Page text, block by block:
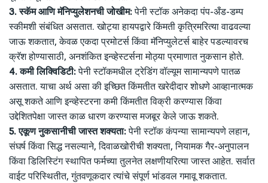
3. स्कॅम आणि मॅनिप्युलेशनची जोखीम:पेनी स्टॉक अनेकदा पंप-अँड-डम्प
स्कीमशी संबंधित असतात. खोट्या हायपद्वारे किंमती कृत्रिमरित्या वाढवल्या
जाऊ शकतात, केवळ एकदा प्रमोटर्स किंवा मॅनिप्युलेटर्स बाहेर पडल्यावरच
क्रॅश होण्यासाठी, अनशंकित इन्व्हेस्टर्सना मोठ्या प्रमाणात नुकसान होते.
4. कमी लिक्विडिटी:पेनी स्टॉकमधील ट्रेडिंग वॉल्यूम सामान्यपणे पातळ
असतात. याचा अर्थ असा की इच्छित किंमतीत खरेदीदार शोधणे आव्हानात्मक
असू शकते आणि इन्व्हेस्टरना कमी किंमतीत विक्री करण्यास किंवा
उद्देशितपेक्षा जास्त काळ धारण करण्यास मजबूर केले जाऊ शकते.
5. एकूण नुकसानीची जास्त शक्यता:पेनी स्टॉक कंपन्या सामान्यपणे लहान,
संघर्ष किंवा सिद्ध नसल्याने, दिवाळखोरीची शक्यता, नियामक गैर-अनुपालन
किंवा डिलिस्टिंग स्थापित फर्मच्या तुलनेत लक्षणीयरित्या जास्त आहेत. सर्वात
वाईट परिस्थितीत, गुंतवणूकदार त्यांचे संपूर्ण भांडवल गमावू शकतात.